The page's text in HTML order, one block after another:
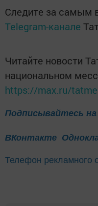
Следите за самым
Telegram-канале
Читайте новости
национальном
https://max.ru/
Подписывайтесь на
ВКонтакте
Телефон рекламного